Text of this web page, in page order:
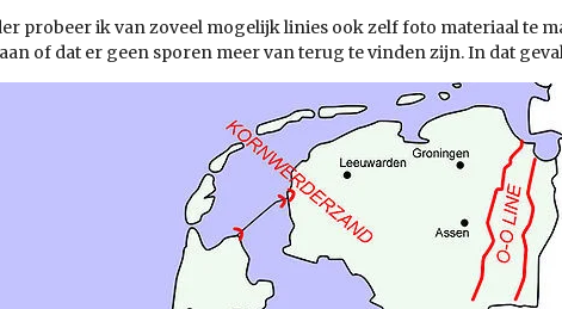
probeer ik van zoveel mogelijk linies ook zelf foto materiaal te
of dat er geen sporen meer van terug te vinden zijn. In dat